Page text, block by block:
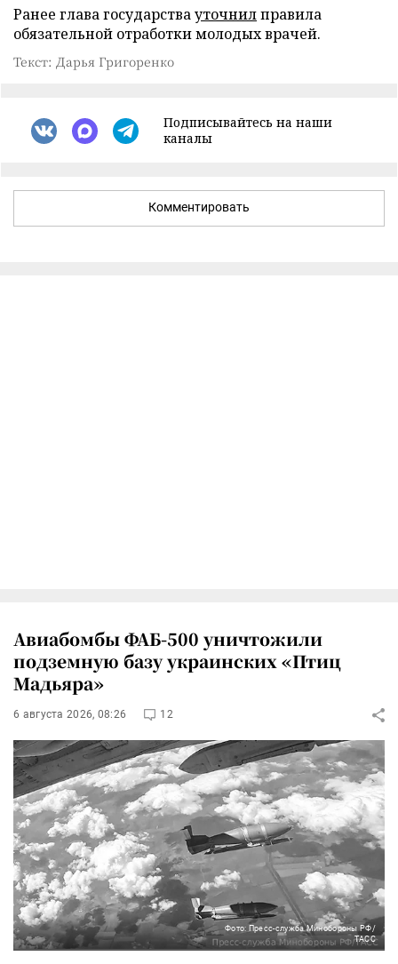
Ранее глава государствауточнилправила
обязательной отработки молодых врачей.
Текст: Дарья Григоренко
Подписывайтесь на наши
каналы
Комментировать
Авиабомбы ФАБ-500 уничтожили
подземную базу украинских «Птиц
Мадьяра»
6 августа 2026, 08:26 12
Фото: Пресс-служба Минобороны РФ/
ТАСС